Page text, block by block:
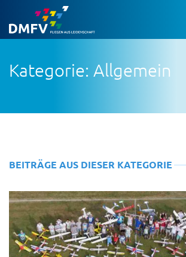
Kategorie: Allgemein
BEITRÄGE AUS DIESER KATEGORIE